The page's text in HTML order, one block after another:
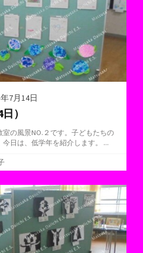
7月14日
）
の風景NO.２です。子どもたちの
今日は、低学年を紹介します。 ...